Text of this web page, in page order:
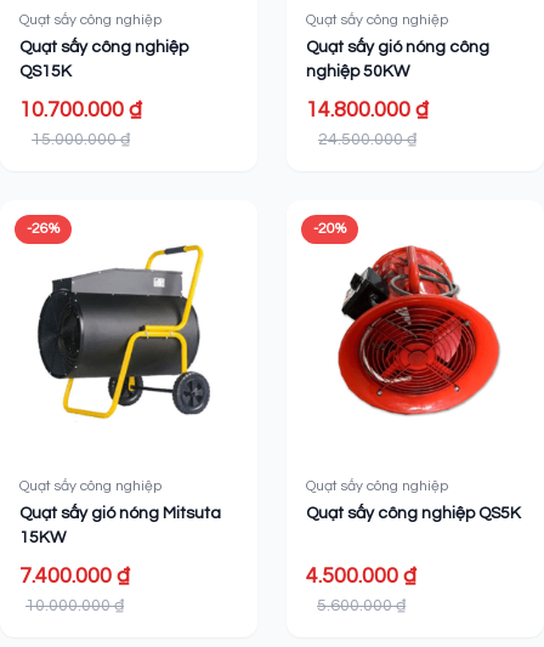
Quạt sấy công nghiệp
Quạt sấy công nghiệp
QS15K
10.700.000 ₫
15.000.000 ₫
Quạt sấy công nghiệp
Quạt sấy gió nóng công
nghiệp 50KW
14.800.000 ₫
24.500.000 ₫
-26%
Quạt sấy công nghiệp
Quạt sấy gió nóng Mitsuta
15KW
7.400.000 ₫
10.000.000 ₫
-20%
Quạt sấy công nghiệp
Quạt sấy công nghiệp QS5K
4.500.000 ₫
5.600.000 ₫